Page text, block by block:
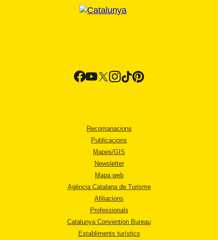
Recomanacions
Publicacions
Mapes/GIS
Newsletter
Mapa web
Agència Catalana de Turisme
Afiliacions
Professionals
Catalunya Convention Bureau
Establiments turístics